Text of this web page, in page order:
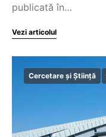
publicată în…
Vezi articolul
Cercetare și Știință